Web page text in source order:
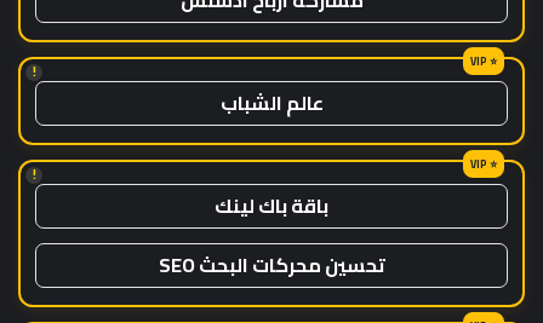
!
عالم الشباب
!
باقة باك لينك
تحسين محركات البحث SEO